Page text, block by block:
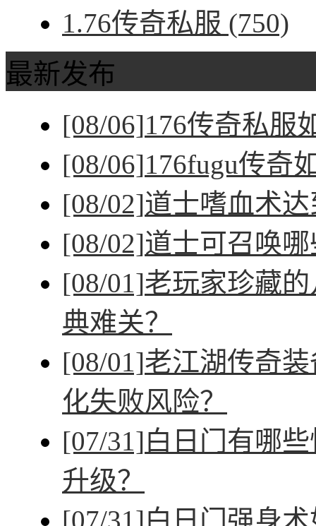
1.76传奇私服 (750)
最新发布
[08/06]176传奇私服
[08/06]176fugu传奇
[08/02]道士嗜血术
[08/02]道士可召唤
[08/01]老玩家珍藏
典难关？
[08/01]老江湖传奇
化失败风险？
[07/31]白日门有哪
升级？